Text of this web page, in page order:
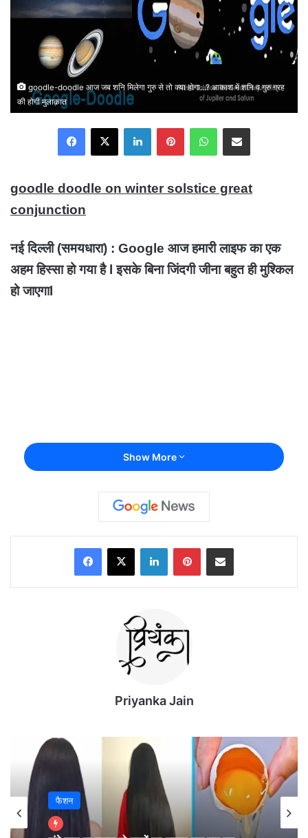
goodle-doodle आज जब शनि मिलेगा गुरु से तो क्या होगा...? आकाश में शनि व गुरु ग्रह
की होगी मुलाक़ात
goodle doodle on winter solstice great
conjunction
नई दिल्ली (समयधारा) : Google आज हमारी लाइफ का एक
अहम हिस्सा हो गया है l इसके बिना जिंदगी जीना बहुत ही मुश्किल
हो जाएगाl
चाहें समस्या हो या विज्ञान, चाहें जानकारी हो या बिमारी सुई से
लेकर तलवार तक सभी का हल है गूगल (Google) के पास l
गूगल(Google) अपने डूडल(Doodle) द्वारा देश विदेश के कई
लोगों को सम्मानित करता है, तो डूडल(Doodle) द्वारा हमें कई
Show More
Priyanka Jain
फैशन